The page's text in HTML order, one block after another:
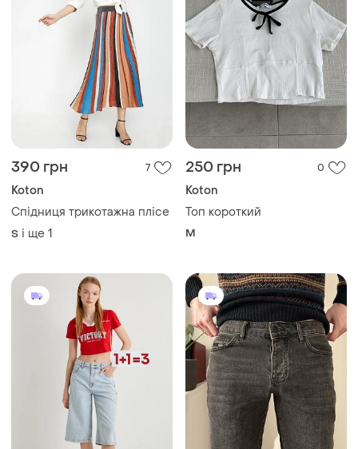
390 грн 7
Koton
Спідниця трикотажна плісе
S і ще 1
250 грн 0
Koton
Топ короткий
M